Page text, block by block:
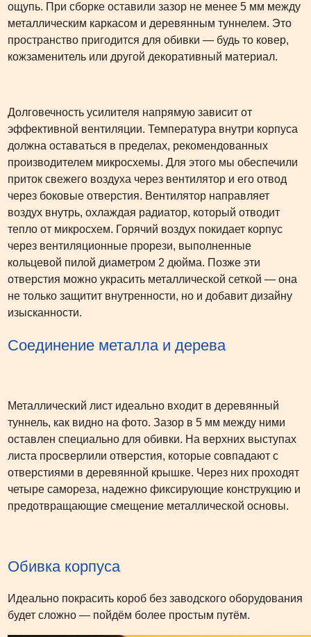
ощупь. При сборке оставили зазор не менее 5 мм между
металлическим каркасом и деревянным туннелем. Это
пространство пригодится для обивки — будь то ковер,
кожзаменитель или другой декоративный материал.
Долговечность усилителя напрямую зависит от
эффективной вентиляции. Температура внутри корпуса
должна оставаться в пределах, рекомендованных
производителем микросхемы. Для этого мы обеспечили
приток свежего воздуха через вентилятор и его отвод
через боковые отверстия. Вентилятор направляет
воздух внутрь, охлаждая радиатор, который отводит
тепло от микросхем. Горячий воздух покидает корпус
через вентиляционные прорези, выполненные
кольцевой пилой диаметром 2 дюйма. Позже эти
отверстия можно украсить металлической сеткой — она
не только защитит внутренности, но и добавит дизайну
изысканности.
Соединение металла и дерева
Металлический лист идеально входит в деревянный
туннель, как видно на фото. Зазор в 5 мм между ними
оставлен специально для обивки. На верхних выступах
листа просверлили отверстия, которые совпадают с
отверстиями в деревянной крышке. Через них проходят
четыре самореза, надежно фиксирующие конструкцию и
предотвращающие смещение металлической основы.
Обивка корпуса
Идеально покрасить короб без заводского оборудования
будет сложно — пойдём более простым путём.